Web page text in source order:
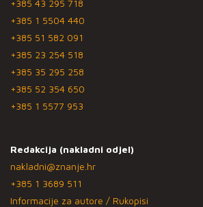
+385 43 295 718
+385 1 5504 440
+385 51 582 091
+385 23 254 518
+385 35 295 258
+385 52 354 650
+385 1 5577 953
Redakcija (nakladni odjel)
nakladni@znanje.hr
+385 1 3689 511
Informacije za autore / Rukopisi